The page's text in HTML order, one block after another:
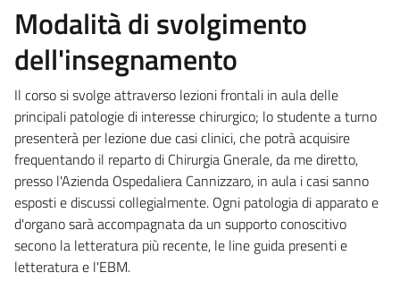
Modalità di svolgimento
dell'insegnamento
Il corso si svolge attraverso lezioni frontali in aula delle
principali patologie di interesse chirurgico; lo studente a turno
presenterà per lezione due casi clinici, che potrà acquisire
frequentando il reparto di Chirurgia Gnerale, da me diretto,
presso l'Azienda Ospedaliera Cannizzaro, in aula i casi sanno
esposti e discussi collegialmente. Ogni patologia di apparato e
d'organo sarà accompagnata da un supporto conoscitivo
secono la letteratura più recente, le line guida presenti e
letteratura e l'EBM.